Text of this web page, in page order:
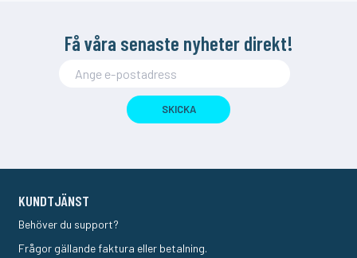
Få våra senaste nyheter direkt!
SKICKA
KUNDTJÄNST
Behöver du support?
Frågor gällande faktura eller betalning.